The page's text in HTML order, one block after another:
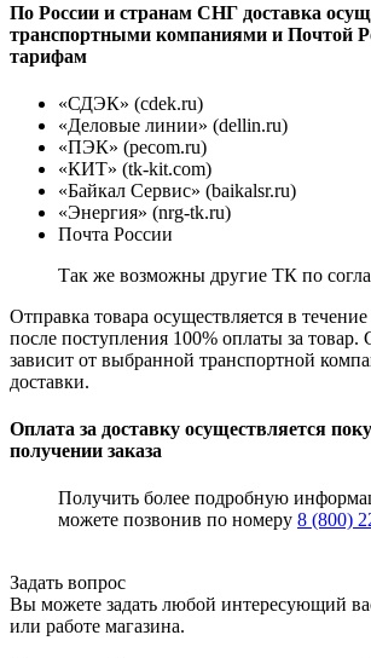
По России и странам СНГ доставка
транспортными компаниями и Почтой
тарифам
«СДЭК» (cdek.ru)
«Деловые линии» (dellin.ru)
«ПЭК» (pecom.ru)
«КИТ» (tk-kit.com)
«Байкал Сервис» (baikalsr.ru)
«Энергия» (nrg-tk.ru)
Почта России
Так же возможны другие ТК по
Отправка товара осуществляется в
после поступления 100% оплаты за товар.
зависит от выбранной транспортной
доставки.
Оплата за доставку осуществляется
получении заказа
Получить более подробную
можете позвонив по номеру 8 (800)
Задать вопрос
Вы можете задать любой интересующий
или работе магазина.